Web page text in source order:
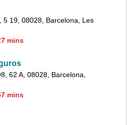
5 19, 08028, Barcelona, Les
mins
62 A, 08028, Barcelona,
mins